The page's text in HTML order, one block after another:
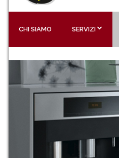
CHI SIAMO SERVIZI